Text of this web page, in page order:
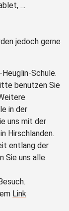
…
jedoch gerne
Schule.
benutzen Sie
in der
uns mit der
Hirschlanden.
entlang der
Sie uns alle
Link